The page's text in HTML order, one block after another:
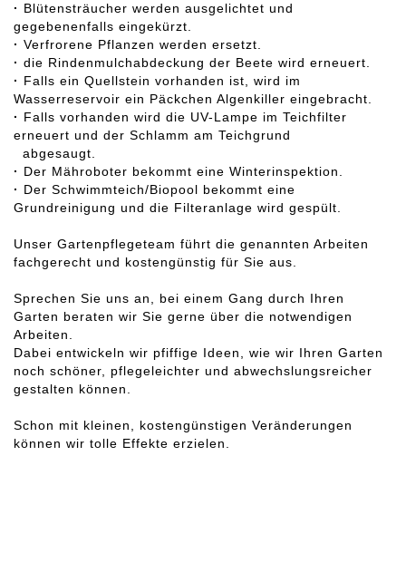
· Blütensträucher werden ausgelichtet und
gegebenenfalls eingekürzt.
· Verfrorene Pflanzen werden ersetzt.
· die Rindenmulchabdeckung der Beete wird erneuert.
· Falls ein Quellstein vorhanden ist, wird im
Wasserreservoir ein Päckchen Algenkiller eingebracht.
· Falls vorhanden wird die UV-Lampe im Teichfilter
erneuert und der Schlamm am Teichgrund
abgesaugt.
· Der Mähroboter bekommt eine Winterinspektion.
· Der Schwimmteich/Biopool bekommt eine
Grundreinigung und die Filteranlage wird gespült.
Unser Gartenpflegeteam führt die genannten Arbeiten
fachgerecht und kostengünstig für Sie aus.
Sprechen Sie uns an, bei einem Gang durch Ihren
Garten beraten wir Sie gerne über die notwendigen
Arbeiten.
Dabei entwickeln wir pfiffige Ideen, wie wir Ihren Garten
noch schöner, pflegeleichter und abwechslungsreicher
gestalten können.
Schon mit kleinen, kostengünstigen Veränderungen
können wir tolle Effekte erzielen.